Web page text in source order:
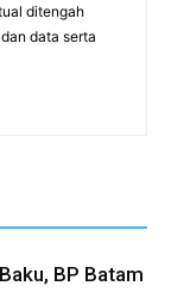
ditengah
data serta
BP Batam